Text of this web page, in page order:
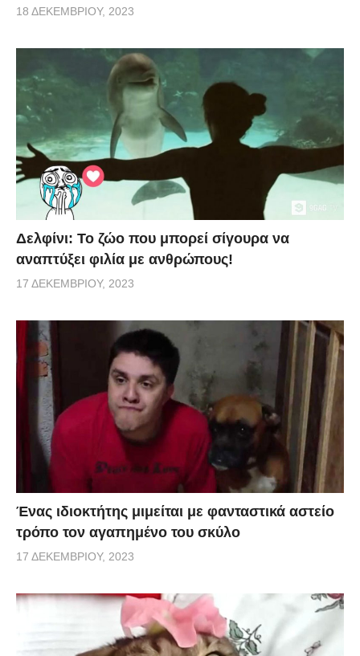
18 ΔΕΚΕΜΒΡΊΟΥ, 2023
Δελφίνι: Το ζώο που μπορεί σίγουρα να
αναπτύξει φιλία με ανθρώπους!
17 ΔΕΚΕΜΒΡΊΟΥ, 2023
Ένας ιδιοκτήτης μιμείται με φανταστικά αστείο
τρόπο τον αγαπημένο του σκύλο
17 ΔΕΚΕΜΒΡΊΟΥ, 2023